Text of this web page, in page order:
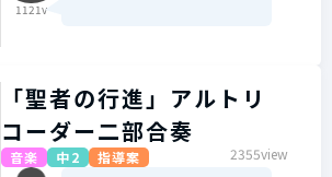
1121v
「聖者の行進」アルトリ
コーダー二部合奏
音楽 中2 指導案 2355view